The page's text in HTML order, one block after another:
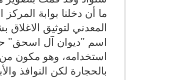
ما أن دخلنا بوابة
المعدني لتوثيق
اسم "ديوان آل اسحق"
استخدامه، وهو مكون من
بالحجارة لكن النوافذ